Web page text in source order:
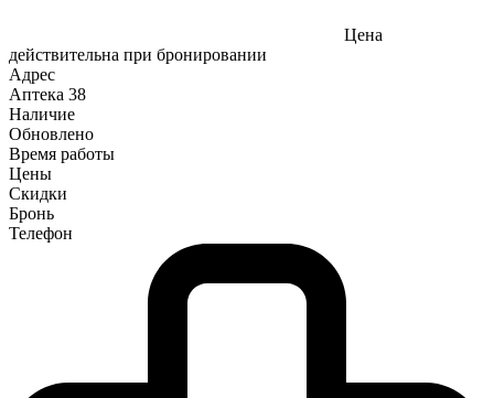
Цена
действительна при бронировании
Адрес
Аптека 38
Наличие
Обновлено
Время работы
Цены
Скидки
Бронь
Телефон